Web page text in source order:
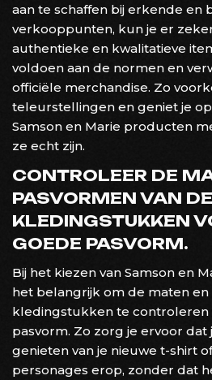
aan te schaffen bij erkende en
verkooppunten, kun je er
authentieke en kwalitatieve
voldoen aan de normen en
officiële merchandise. Zo
teleurstellingen en geniet je
Samson en Marie producten
ze echt zijn.
CONTROLEER DE
PASVORMEN VAN DE
KLEDINGSTUKKEN
GOEDE PASVORM.
Bij het kiezen van Samson en
het belangrijk om de maten en
kledingstukken te controleren
pasvorm. Zo zorg je ervoor
genieten van je nieuwe t-shirt
personages erop, zonder dat